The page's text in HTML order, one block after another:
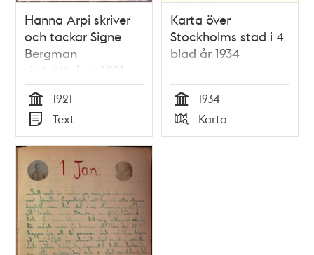
Hanna Arpi skriver
och tackar Signe
Bergman
rösträttsåret 1921
Tid
1921
Typ
Text
Karta över
Stockholms stad i 4
blad år 1934
Tid
1934
Typ
Karta